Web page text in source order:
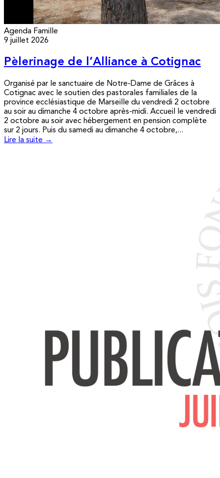
Agenda Famille
9 juillet 2026
Pèlerinage de l’Alliance à Cotignac
Organisé par le sanctuaire de Notre-Dame de Grâces à
Cotignac avec le soutien des pastorales familiales de la
province ecclésiastique de Marseille du vendredi 2 octobre
au soir au dimanche 4 octobre après-midi. Accueil le vendredi
2 octobre au soir avec hébergement en pension complète
sur 2 jours. Puis du samedi au dimanche 4 octobre,...
Lire la suite →